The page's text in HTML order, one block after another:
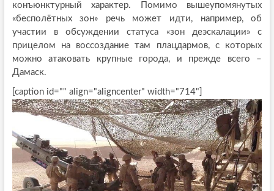
конъюнктурный характер. Помимо вышеупомянутых
«бесполётных зон» речь может идти, например, об
участии в обсуждении статуса «зон деэскалации» с
прицелом на воссоздание там плацдармов, с которых
можно атаковать крупные города, и прежде всего –
Дамаск.
[caption id="" align="aligncenter" width="714"]